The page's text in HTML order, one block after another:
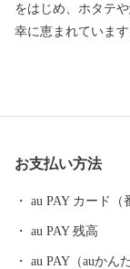
をはじめ、ホタテ
幸に恵まれています。 また、カニの町枝幸が作った毛がに
幸町ホームページでぜひご覧
やまちづくりなど
には、後日、手続
き）」**をお送り
お支払い方法
au PAY カード（
au PAY 残高
au PAY（auかん